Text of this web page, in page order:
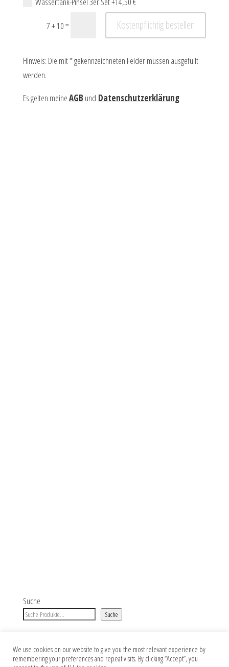
7 + 10= Kostenpflichtig bestellen
Hinweis: Die mit * gekennzeichneten Felder müssen ausgefüllt
werden.
Es gelten meineAGB und Datenschutzerklärung
Suche
Suche
We use cookies on our website to give you the most relevant experience by
remembering your preferences and repeat visits. By clicking “Accept”, you